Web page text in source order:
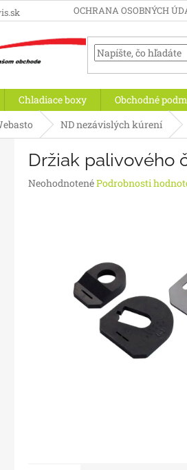
OCHRANA OSOBNÝCH
Chladiace boxy Obchodné
ND nezávislých kúrení
Držiak palivového
Priemerné
NeohodnotenéPodrobnosti